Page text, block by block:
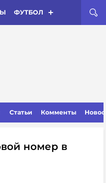
ФУТБОЛ
Статьи Комменты
номер в